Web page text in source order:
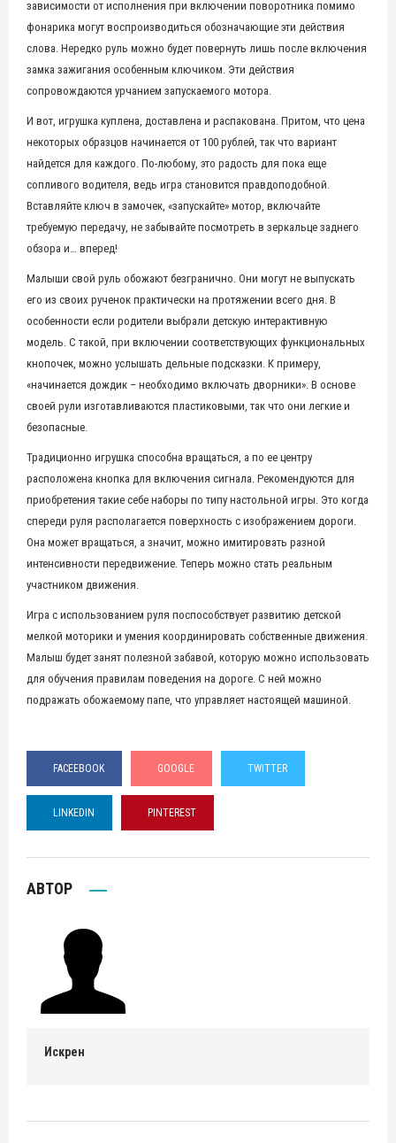
зависимости от исполнения при включении поворотника помимо
фонарика могут воспроизводиться обозначающие эти действия
слова. Нередко руль можно будет повернуть лишь после включения
замка зажигания особенным ключиком. Эти действия
сопровождаются урчанием запускаемого мотора.
И вот, игрушка куплена, доставлена и распакована. Притом, что цена
некоторых образцов начинается от 100 рублей, так что вариант
найдется для каждого. По-любому, это радость для пока еще
сопливого водителя, ведь игра становится правдоподобной.
Вставляйте ключ в замочек, «запускайте» мотор, включайте
требуемую передачу, не забывайте посмотреть в зеркальце заднего
обзора и… вперед!
Малыши свой руль обожают безгранично. Они могут не выпускать
его из своих рученок практически на протяжении всего дня. В
особенности если родители выбрали детскую интерактивную
модель. С такой, при включении соответствующих функциональных
кнопочек, можно услышать дельные подсказки. К примеру,
«начинается дождик – необходимо включать дворники». В основе
своей рули изготавливаются пластиковыми, так что они легкие и
безопасные.
Традиционно игрушка способна вращаться, а по ее центру
расположена кнопка для включения сигнала. Рекомендуются для
приобретения такие себе наборы по типу настольной игры. Это когда
спереди руля располагается поверхность с изображением дороги.
Она может вращаться, а значит, можно имитировать разной
интенсивности передвижение. Теперь можно стать реальным
участником движения.
Игра с использованием руля поспособствует развитию детской
мелкой моторики и умения координировать собственные движения.
Малыш будет занят полезной забавой, которую можно использовать
для обучения правилам поведения на дороге. С ней можно
подражать обожаемому папе, что управляет настоящей машиной.
FACEEBOOK GOOGLE TWITTER
LINKEDIN PINTEREST
АВТОР
Искрен